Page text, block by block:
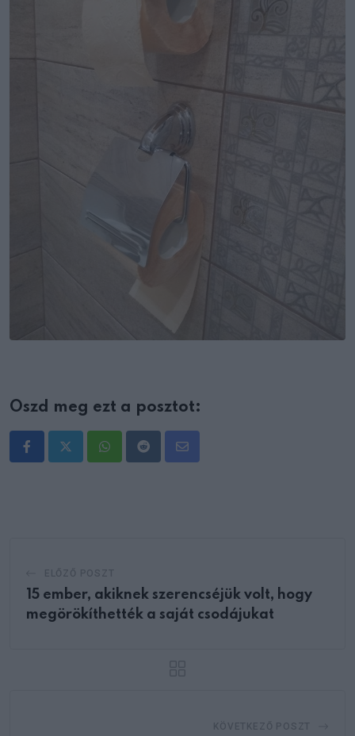
Oszd meg ezt a posztot:
WhatsappRedditShare
15 ember, akiknek szerencséjük volt, hogy
megörökíthették a saját csodájukat